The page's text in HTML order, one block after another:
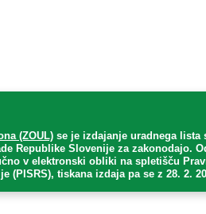
(ZOUL) se je izdajanje uradnega lista
Republike Slovenije za zakonodajo.
v elektronski obliki na spletišču
(PISRS), tiskana izdaja pa se z 28. 2.